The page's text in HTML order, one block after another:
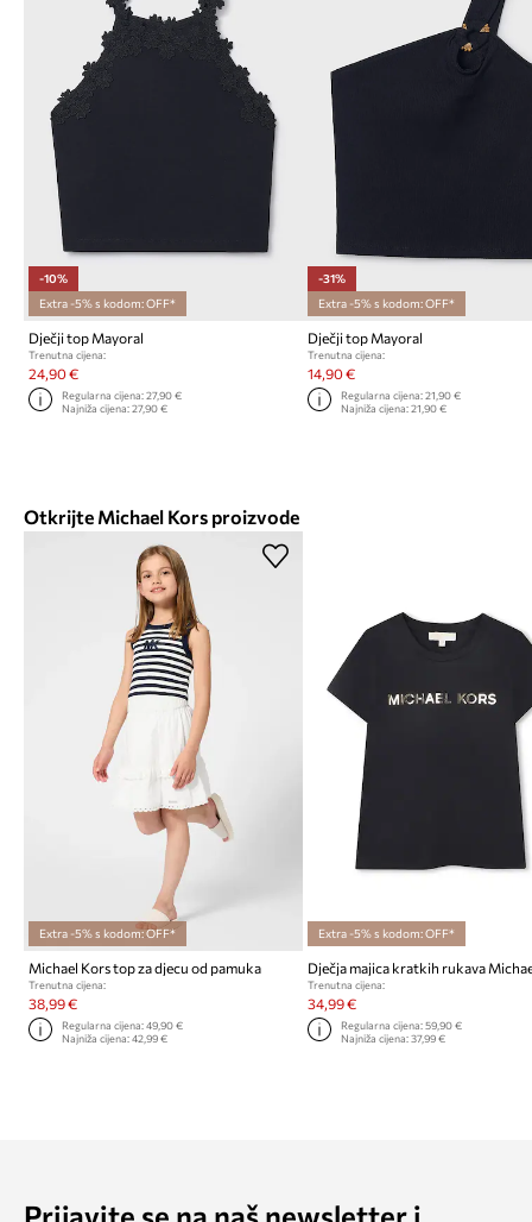
-10%
Extra -5% s kodom: OFF*
Dječji top Mayoral
Trenutna cijena:
24,90 €
Regularna cijena:27,90 €
Najniža cijena:27,90 €
-31%
Extra -5% s kodom: OFF*
Dječji top Mayoral
Trenutna cijena:
14,90 €
Regularna cijena: 21,90 €
Najniža cijena: 21,90 €
Otkrijte Michael Kors proizvode
Extra -5% s kodom: OFF*
Michael Kors top za djecu od pamuka
Trenutna cijena:
38,99 €
Regularna cijena:49,90 €
Najniža cijena:42,99 €
Extra -5% s kodom: OFF*
Dječja majica kratkih rukava
Trenutna cijena:
34,99 €
Regularna cijena: 59,90 €
Najniža cijena: 37,99 €